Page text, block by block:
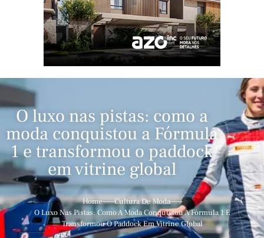
O luxo nas pistas: como a
moda conquistou a Fórmula
1 e transformou o paddock
em vitrine global
Home
Cultura De Moda
O Luxo Nas Pistas: Como A Moda Conquistou A Fórmula 1 E
Transformou O Paddock Em Vitrine Global